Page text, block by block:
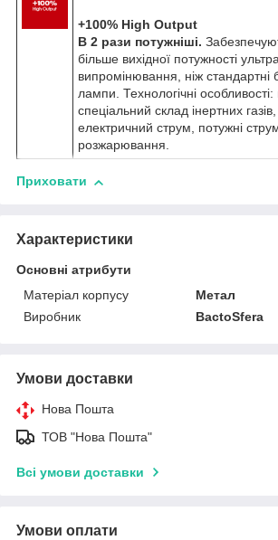
+100% High Output
В 2 рази потужніші.
більше вихідної потужності
випромінювання, ніж стандартні
лампи. Технологічні особливості:
спеціальний склад інертних
електричний струм, потужні
розжарювання.
Приховати
Характеристики
Основні атрибути
Матеріал корпусу
Метал
Виробник
BactoSfera
Умови доставки
Нова Пошта
ТОВ "Нова Пошта"
Всі умови доставки
Умови оплати